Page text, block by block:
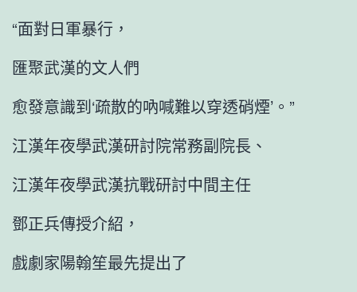
“面對日軍暴行，
匯聚武漢的文人們
愈發意識到‘疏散的吶喊難以穿透硝煙’。”
江漢年夜學武漢研討院常務副院長、
江漢年夜學武漢抗戰研討中間主任
鄧正兵傳授介紹，
戲劇家陽翰笙最先提出了